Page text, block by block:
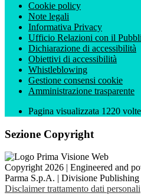
Cookie policy
Note legali
Informativa Privacy
Ufficio Relazioni con il
Dichiarazione di accessibilità
Obiettivi di accessibilità
Whistleblowing
Gestione consensi cookie
Amministrazione trasparente
Pagina visualizzata 1220 volte
Sezione Copyright
Copyright 2026 | Engineered and
Parma S.p.A. | Divisione
Disclaimer trattamento dati personali